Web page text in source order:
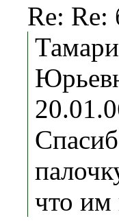
Re: Re:
что